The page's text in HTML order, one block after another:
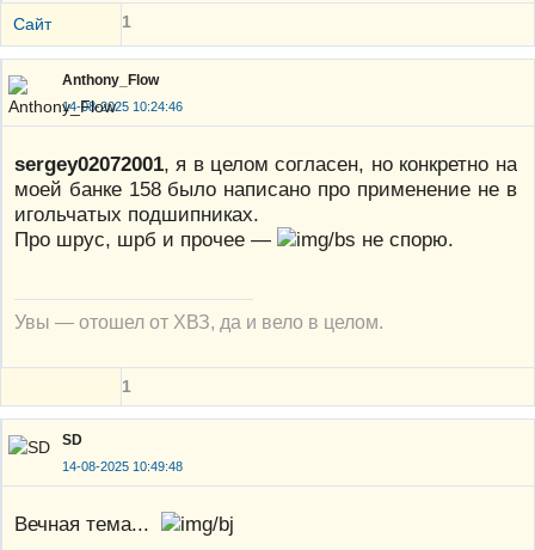
Сайт 1
Anthony_Flow
14-08-2025 10:24:46
sergey02072001, я в целом согласен, но конкретно на
моей банке 158 было написано про применение не в
игольчатых подшипниках.
Про шрус, шрб и прочее —
не спорю.
Увы — отошел от ХВЗ, да и вело в целом.
1
SD
14-08-2025 10:49:48
Вечная тема...